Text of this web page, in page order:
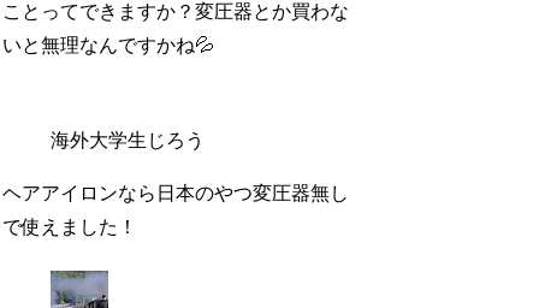
ことってできますか？変圧器とか買わな
いと無理なんですかね💦
海外大学生じろう
ヘアアイロンなら日本のやつ変圧器無し
で使えました！